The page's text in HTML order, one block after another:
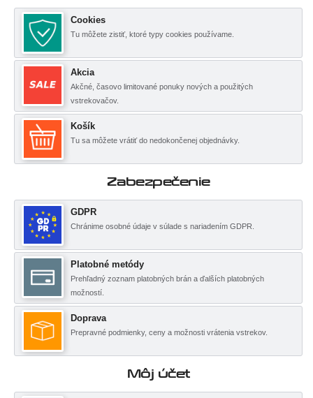
Cookies
Tu môžete zistiť, ktoré typy cookies používame.
Akcia
Akčné, časovo limitované ponuky nových a použitých
vstrekovačov.
Košík
Tu sa môžete vrátiť do nedokončenej objednávky.
Zabezpečenie
GDPR
Chránime osobné údaje v súlade s nariadením GDPR.
Platobné metódy
Prehľadný zoznam platobných brán a ďalších platobných
možností.
Doprava
Prepravné podmienky, ceny a možnosti vrátenia vstrekov.
Môj účet